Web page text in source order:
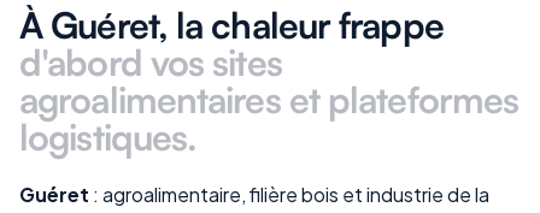
À Guéret, la chaleur frappe
d'abord vos sites
agroalimentaires et plateformes
logistiques.
Guéret : agroalimentaire, filière bois et industrie de la